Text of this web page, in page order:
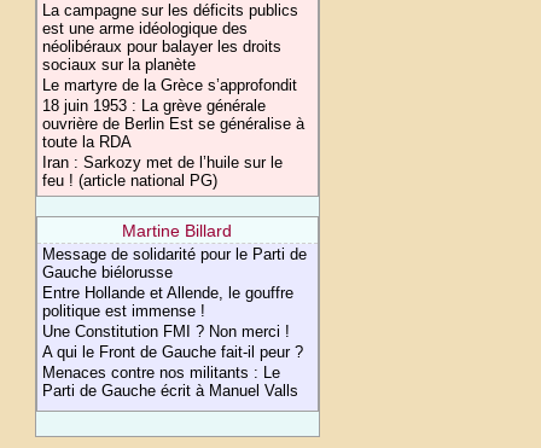
La campagne sur les déficits publics
est une arme idéologique des
néolibéraux pour balayer les droits
sociaux sur la planète
Le martyre de la Grèce s’approfondit
18 juin 1953 : La grève générale
ouvrière de Berlin Est se généralise à
toute la RDA
Iran : Sarkozy met de l’huile sur le
feu ! (article national PG)
Martine Billard
Message de solidarité pour le Parti de
Gauche biélorusse
Entre Hollande et Allende, le gouffre
politique est immense !
Une Constitution FMI ? Non merci !
A qui le Front de Gauche fait-il peur ?
Menaces contre nos militants : Le
Parti de Gauche écrit à Manuel Valls